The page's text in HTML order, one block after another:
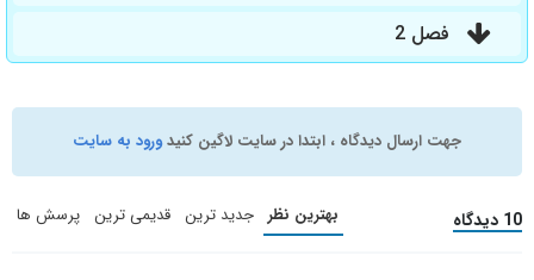
فصل 2
جهت ارسال دیدگاه ، ابتدا در سایت لاگین کنیدورود به سایت
10 دیدگاه بهترین نظر جدید ترین قدیمی ترین پرسش ها